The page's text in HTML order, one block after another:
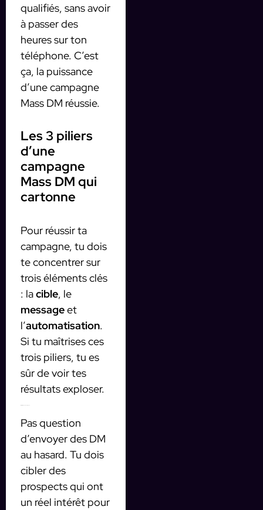
qualifiés, sans avoir
à passer des
heures sur ton
téléphone. C’est
ça, la puissance
d’une campagne
Mass DM réussie.
Les 3 piliers
d’une
campagne
Mass DM qui
cartonne
Pour réussir ta
campagne, tu dois
te concentrer sur
trois éléments clés
: lacible, le
messageet
l’automatisation.
Si tu maîtrises ces
trois piliers, tu es
sûr de voir tes
résultats exploser.
Pas question
d’envoyer des DM
au hasard. Tu dois
cibler des
prospects qui ont
un réel intérêt pour